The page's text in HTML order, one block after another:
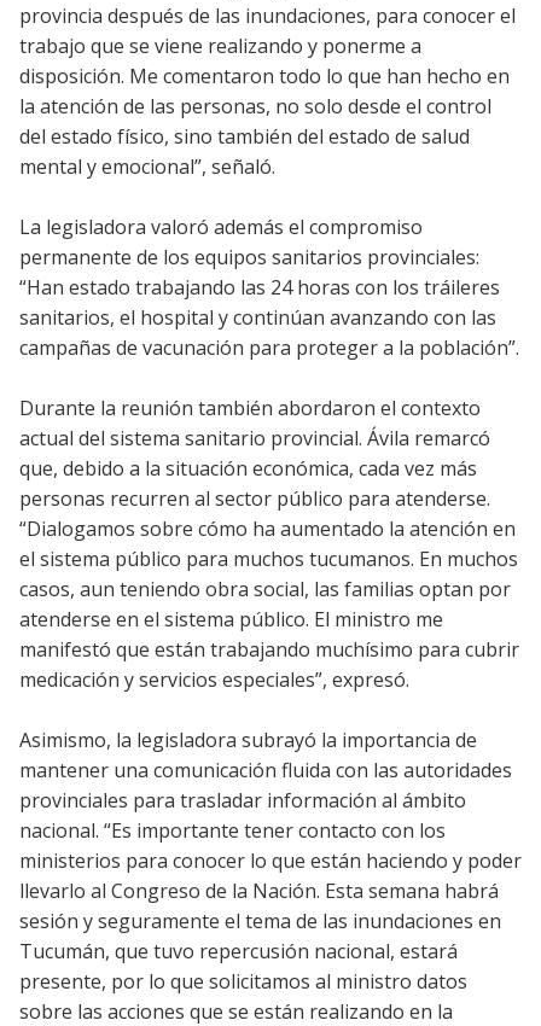
provincia después de las inundaciones, para conocer el
trabajo que se viene realizando y ponerme a
disposición. Me comentaron todo lo que han hecho en
la atención de las personas, no solo desde el control
del estado físico, sino también del estado de salud
mental y emocional”, señaló.
La legisladora valoró además el compromiso
permanente de los equipos sanitarios provinciales:
“Han estado trabajando las 24 horas con los tráileres
sanitarios, el hospital y continúan avanzando con las
campañas de vacunación para proteger a la población”.
Durante la reunión también abordaron el contexto
actual del sistema sanitario provincial. Ávila remarcó
que, debido a la situación económica, cada vez más
personas recurren al sector público para atenderse.
“Dialogamos sobre cómo ha aumentado la atención en
el sistema público para muchos tucumanos. En muchos
casos, aun teniendo obra social, las familias optan por
atenderse en el sistema público. El ministro me
manifestó que están trabajando muchísimo para cubrir
medicación y servicios especiales”, expresó.
Asimismo, la legisladora subrayó la importancia de
mantener una comunicación fluida con las autoridades
provinciales para trasladar información al ámbito
nacional. “Es importante tener contacto con los
ministerios para conocer lo que están haciendo y poder
llevarlo al Congreso de la Nación. Esta semana habrá
sesión y seguramente el tema de las inundaciones en
Tucumán, que tuvo repercusión nacional, estará
presente, por lo que solicitamos al ministro datos
sobre las acciones que se están realizando en la